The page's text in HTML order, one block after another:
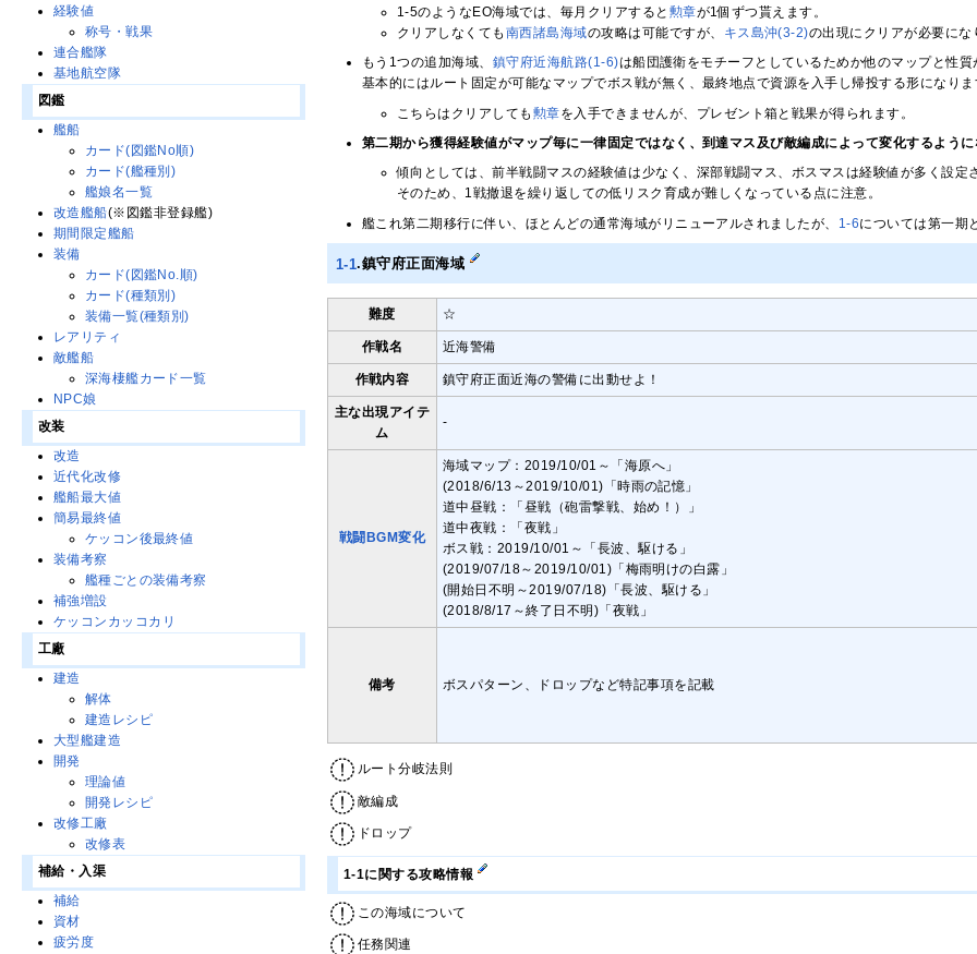
1-5のようなEO海域では、毎月クリアすると 勲章が1個ずつ貰えます。
クリアしなくても 南西諸島海域の攻略は可能ですが、 キス島沖(3-2)の出現にクリアが必要にな
もう1つの追加海域、 鎮守府近海航路(1-6)は船団護衛をモチーフとしているためか他のマップと性
基本的にはルート固定が可能なマップでボス戦が無く、最終地点で資源を入手し帰投する形になり
こちらはクリアしても 勲章を入手できませんが、プレゼント箱と戦果が得られます。
第二期から獲得経験値がマップ毎に一律固定ではなく、到達マス及び敵編成によって変化するよう
傾向としては、前半戦闘マスの経験値は少なく、深部戦闘マス、ボスマスは経験値が多く設定
そのため、1戦撤退を繰り返しての低リスク育成が難しくなっている点に注意。
艦これ第二期移行に伴い、ほとんどの通常海域がリニューアルされましたが、 1-6については第一期
1-1.鎮守府正面海域
難度 ☆
作戦名 近海警備
作戦内容 鎮守府正面近海の警備に出動せよ！
主な出現アイテ
ム
-
戦闘BGM変化
海域マップ：2019/10/01～「海原へ」
(2018/6/13～2019/10/01)「時雨の記憶」
道中昼戦：「昼戦（砲雷撃戦、始め！）」
道中夜戦：「夜戦」
ボス戦：2019/10/01～「長波、駆ける」
(2019/07/18～2019/10/01)「梅雨明けの白露」
(開始日不明～2019/07/18)「長波、駆ける」
(2018/8/17～終了日不明)「夜戦」
備考 ボスパターン、ドロップなど特記事項を記載
ルート分岐法則
敵編成
ドロップ
1-1に関する攻略情報
この海域について
任務関連
経験値
称号・戦果
連合艦隊
基地航空隊
図鑑
艦船
カード(図鑑No順)
カード(艦種別)
艦娘名一覧
改造艦船(※図鑑非登録艦)
期間限定艦船
装備
カード(図鑑No.順)
カード(種類別)
装備一覧(種類別)
レアリティ
敵艦船
深海棲艦カード一覧
NPC娘
改装
改造
近代化改修
艦船最大値
簡易最終値
ケッコン後最終値
装備考察
艦種ごとの装備考察
補強増設
ケッコンカッコカリ
工廠
建造
解体
建造レシピ
大型艦建造
開発
理論値
開発レシピ
改修工廠
改修表
補給・入渠
補給
資材
疲労度